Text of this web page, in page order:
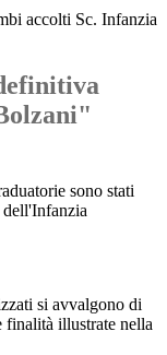
accolti Sc. Infanzia
sono stati
si avvalgono di
finalità illustrate nella